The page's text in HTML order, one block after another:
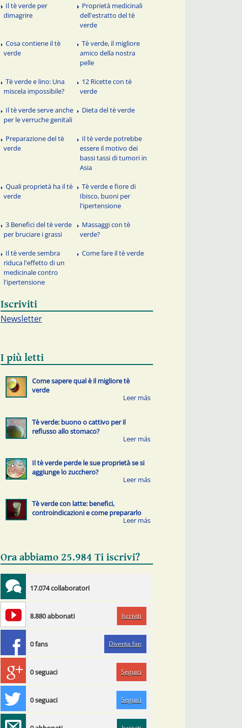
Il tè verde per
dimagrire
Proprietà medicinali
dell'estratto del tè
verde
Cosa contiene il tè
verde
Tè verde, il migliore
amico della nostra
pelle
Tè verde e lino: Una
miscela impossibile?
12 Ricette con tè
verde
Il tè verde serve anche
per le verruche genitali
Dieta del tè verde
Preparazione del tè
verde
Il tè verde potrebbe
essere il motivo dei
bassi tassi di tumori in
Asia
Quali proprietà ha il tè
verde
Tè verde e fiore di
Ibisco, buoni per
l'ipertensione
3 Benefici del tè verde
per bruciare i grassi
Massaggi con tè
verde?
Il tè verde sembra
riduca l'effetto di un
medicinale contro
l'ipertensione
Come fare il tè verde
Iscriviti
Newsletter
I più letti
Come sapere qual è il migliore tè
verde
Tè verde: buono o cattivo per il
reflusso allo stomaco?
Il tè verde perde le sue proprietà se si
aggiunge lo zucchero?
Tè verde con latte: benefici,
controindicazioni e come prepararlo
Ora abbiamo 25.984 Ti iscrivi?
17.074 collaboratori
8.880 abbonati Iscriviti
0 fans Diventa fan
0 seguaci Seguici
0 seguaci Seguici